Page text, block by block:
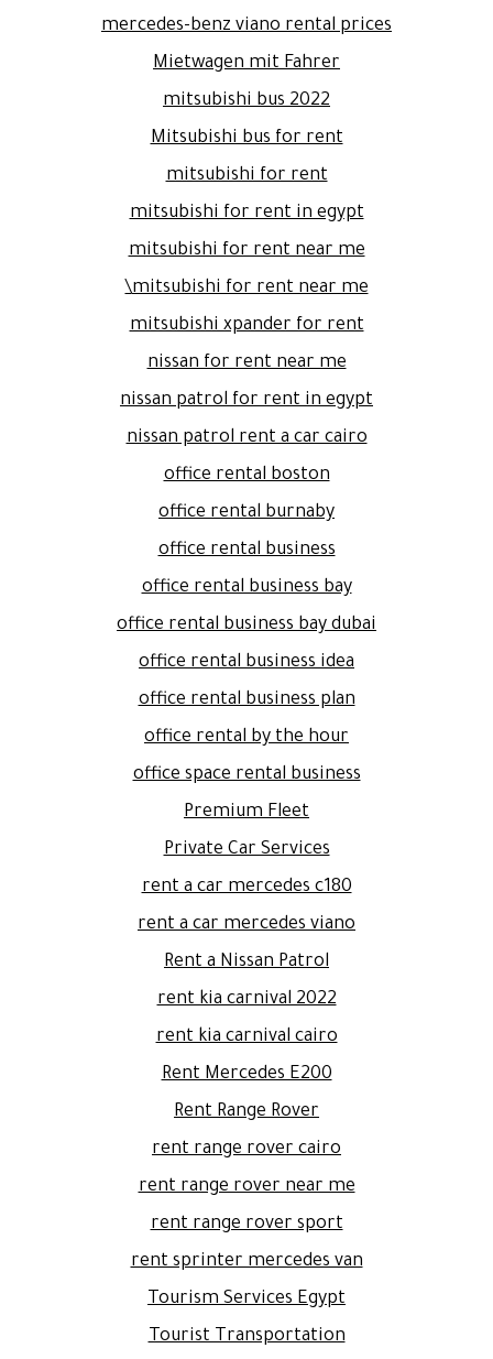
mercedes-benz viano rental prices
Mietwagen mit Fahrer
mitsubishi bus 2022
Mitsubishi bus for rent
mitsubishi for rent
mitsubishi for rent in egypt
mitsubishi for rent near me
mitsubishi for rent near me\
mitsubishi xpander for rent
nissan for rent near me
nissan patrol for rent in egypt
nissan patrol rent a car cairo
office rental boston
office rental burnaby
office rental business
office rental business bay
office rental business bay dubai
office rental business idea
office rental business plan
office rental by the hour
office space rental business
Premium Fleet
Private Car Services
rent a car mercedes c180
rent a car mercedes viano
Rent a Nissan Patrol
rent kia carnival 2022
rent kia carnival cairo
Rent Mercedes E200
Rent Range Rover
rent range rover cairo
rent range rover near me
rent range rover sport
rent sprinter mercedes van
Tourism Services Egypt
Tourist Transportation